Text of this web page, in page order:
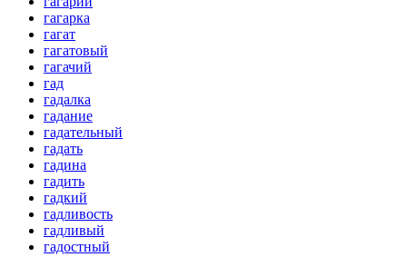
гагарка
гагат
гагатовый
гагачий
гад
гадалка
гадание
гадательный
гадать
гадина
гадить
гадкий
гадливость
гадливый
гадостный